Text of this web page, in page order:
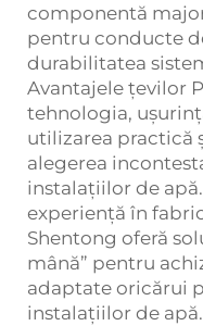
componentă
pentru conducte
durabilitatea
Avantajele țevilor
tehnologia,
utilizarea practică
alegerea
instalațiilor de
experiență în
Shentong oferă
mână” pentru
adaptate oricărui
instalațiilor de